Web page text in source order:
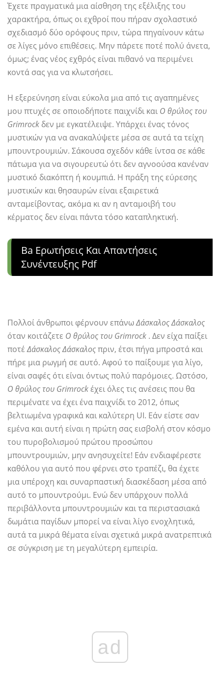
Έχετε πραγματικά μια αίσθηση της εξέλιξης του
χαρακτήρα, όπως οι εχθροί που πήραν σχολαστικό
σχεδιασμό δύο ορόφους πριν, τώρα πηγαίνουν κάτω
σε λίγες μόνο επιθέσεις. Μην πάρετε ποτέ πολύ άνετα,
όμως; ένας νέος εχθρός είναι πιθανό να περιμένει
κοντά σας για να κλωτσήσει.
Η εξερεύνηση είναι εύκολα μια από τις αγαπημένες
μου πτυχές σε οποιοδήποτε παιχνίδι και Ο θρύλος του
Grimrock δεν με εγκατέλειψε. Υπάρχει ένας τόνος
μυστικών για να ανακαλύψετε μέσα σε αυτά τα τείχη
μπουντρουμιών. Σάκουσα σχεδόν κάθε ίντσα σε κάθε
πάτωμα για να σιγουρευτώ ότι δεν αγνοούσα κανέναν
μυστικό διακόπτη ή κουμπιά. Η πράξη της εύρεσης
μυστικών και θησαυρών είναι εξαιρετικά
ανταμείβοντας, ακόμα κι αν η ανταμοιβή του
κέρματος δεν είναι πάντα τόσο καταπληκτική.
Ba Ερωτήσεις Και Απαντήσεις
Συνέντευξης Pdf
Πολλοί άνθρωποι φέρνουν επάνωΔάσκαλος Δάσκαλος
όταν κοιτάζετε Ο θρύλος του Grimrock . Δεν είχα παίξει
ποτέΔάσκαλος Δάσκαλοςπριν, έτσι πήγα μπροστά και
πήρε μια ρωγμή σε αυτό. Αφού το παίξουμε για λίγο,
είναι σαφές ότι είναι όντως πολύ παρόμοιες. Ωστόσο,
Ο θρύλος του Grimrockέχει όλες τις ανέσεις που θα
περιμένατε να έχει ένα παιχνίδι το 2012, όπως
βελτιωμένα γραφικά και καλύτερη UI. Εάν είστε σαν
εμένα και αυτή είναι η πρώτη σας εισβολή στον κόσμο
του πυροβολισμού πρώτου προσώπου
μπουντρουμιών, μην ανησυχείτε! Εάν ενδιαφέρεστε
καθόλου για αυτό που φέρνει στο τραπέζι, θα έχετε
μια υπέροχη και συναρπαστική διασκέδαση μέσα από
αυτό το μπουντρούμι. Ενώ δεν υπάρχουν πολλά
περιβάλλοντα μπουντρουμιών και τα περιστασιακά
δωμάτια παγίδων μπορεί να είναι λίγο ενοχλητικά,
αυτά τα μικρά θέματα είναι σχετικά μικρά ανατρεπτικά
σε σύγκριση με τη μεγαλύτερη εμπειρία.
ad